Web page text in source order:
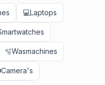
💻Laptops
🫧Wasmachines
Camera's